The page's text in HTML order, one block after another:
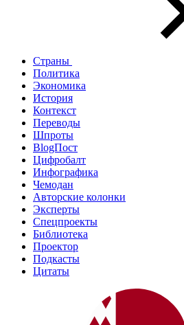
Страны
Политика
Экономика
История
Контекст
Переводы
Шпроты
BlogПост
Цифробалт
Инфографика
Чемодан
Авторские колонки
Эксперты
Спецпроекты
Библиотека
Проектор
Подкасты
Цитаты